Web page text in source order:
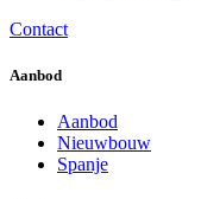
Contact
Aanbod
Aanbod
Nieuwbouw
Spanje